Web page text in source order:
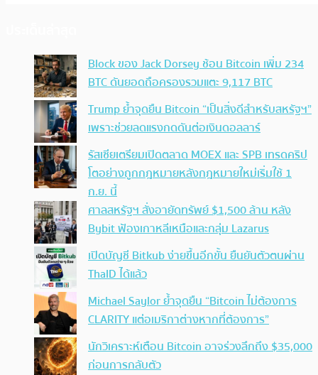
Block ของ Jack Dorsey ช้อน Bitcoin เพิ่ม 234
BTC ดันยอดถือครองรวมแตะ 9,117 BTC
Trump ย้ำจุดยืน Bitcoin “เป็นสิ่งดีสำหรับสหรัฐฯ”
เพราะช่วยลดแรงกดดันต่อเงินดอลลาร์
รัสเซียเตรียมเปิดตลาด MOEX และ SPB เทรดคริป
โตอย่างถูกกฎหมายหลังกฎหมายใหม่เริ่มใช้ 1
ก.ย. นี้
ศาลสหรัฐฯ สั่งอายัดทรัพย์ $1,500 ล้าน หลัง
Bybit ฟ้องเกาหลีเหนือและกลุ่ม Lazarus
เปิดบัญชี Bitkub ง่ายขึ้นอีกขั้น ยืนยันตัวตนผ่าน
ThaID ได้แล้ว
Michael Saylor ย้ำจุดยืน “Bitcoin ไม่ต้องการ
CLARITY แต่อเมริกาต่างหากที่ต้องการ”
นักวิเคราะห์เตือน Bitcoin อาจร่วงลึกถึง $35,000
ก่อนการกลับตัว